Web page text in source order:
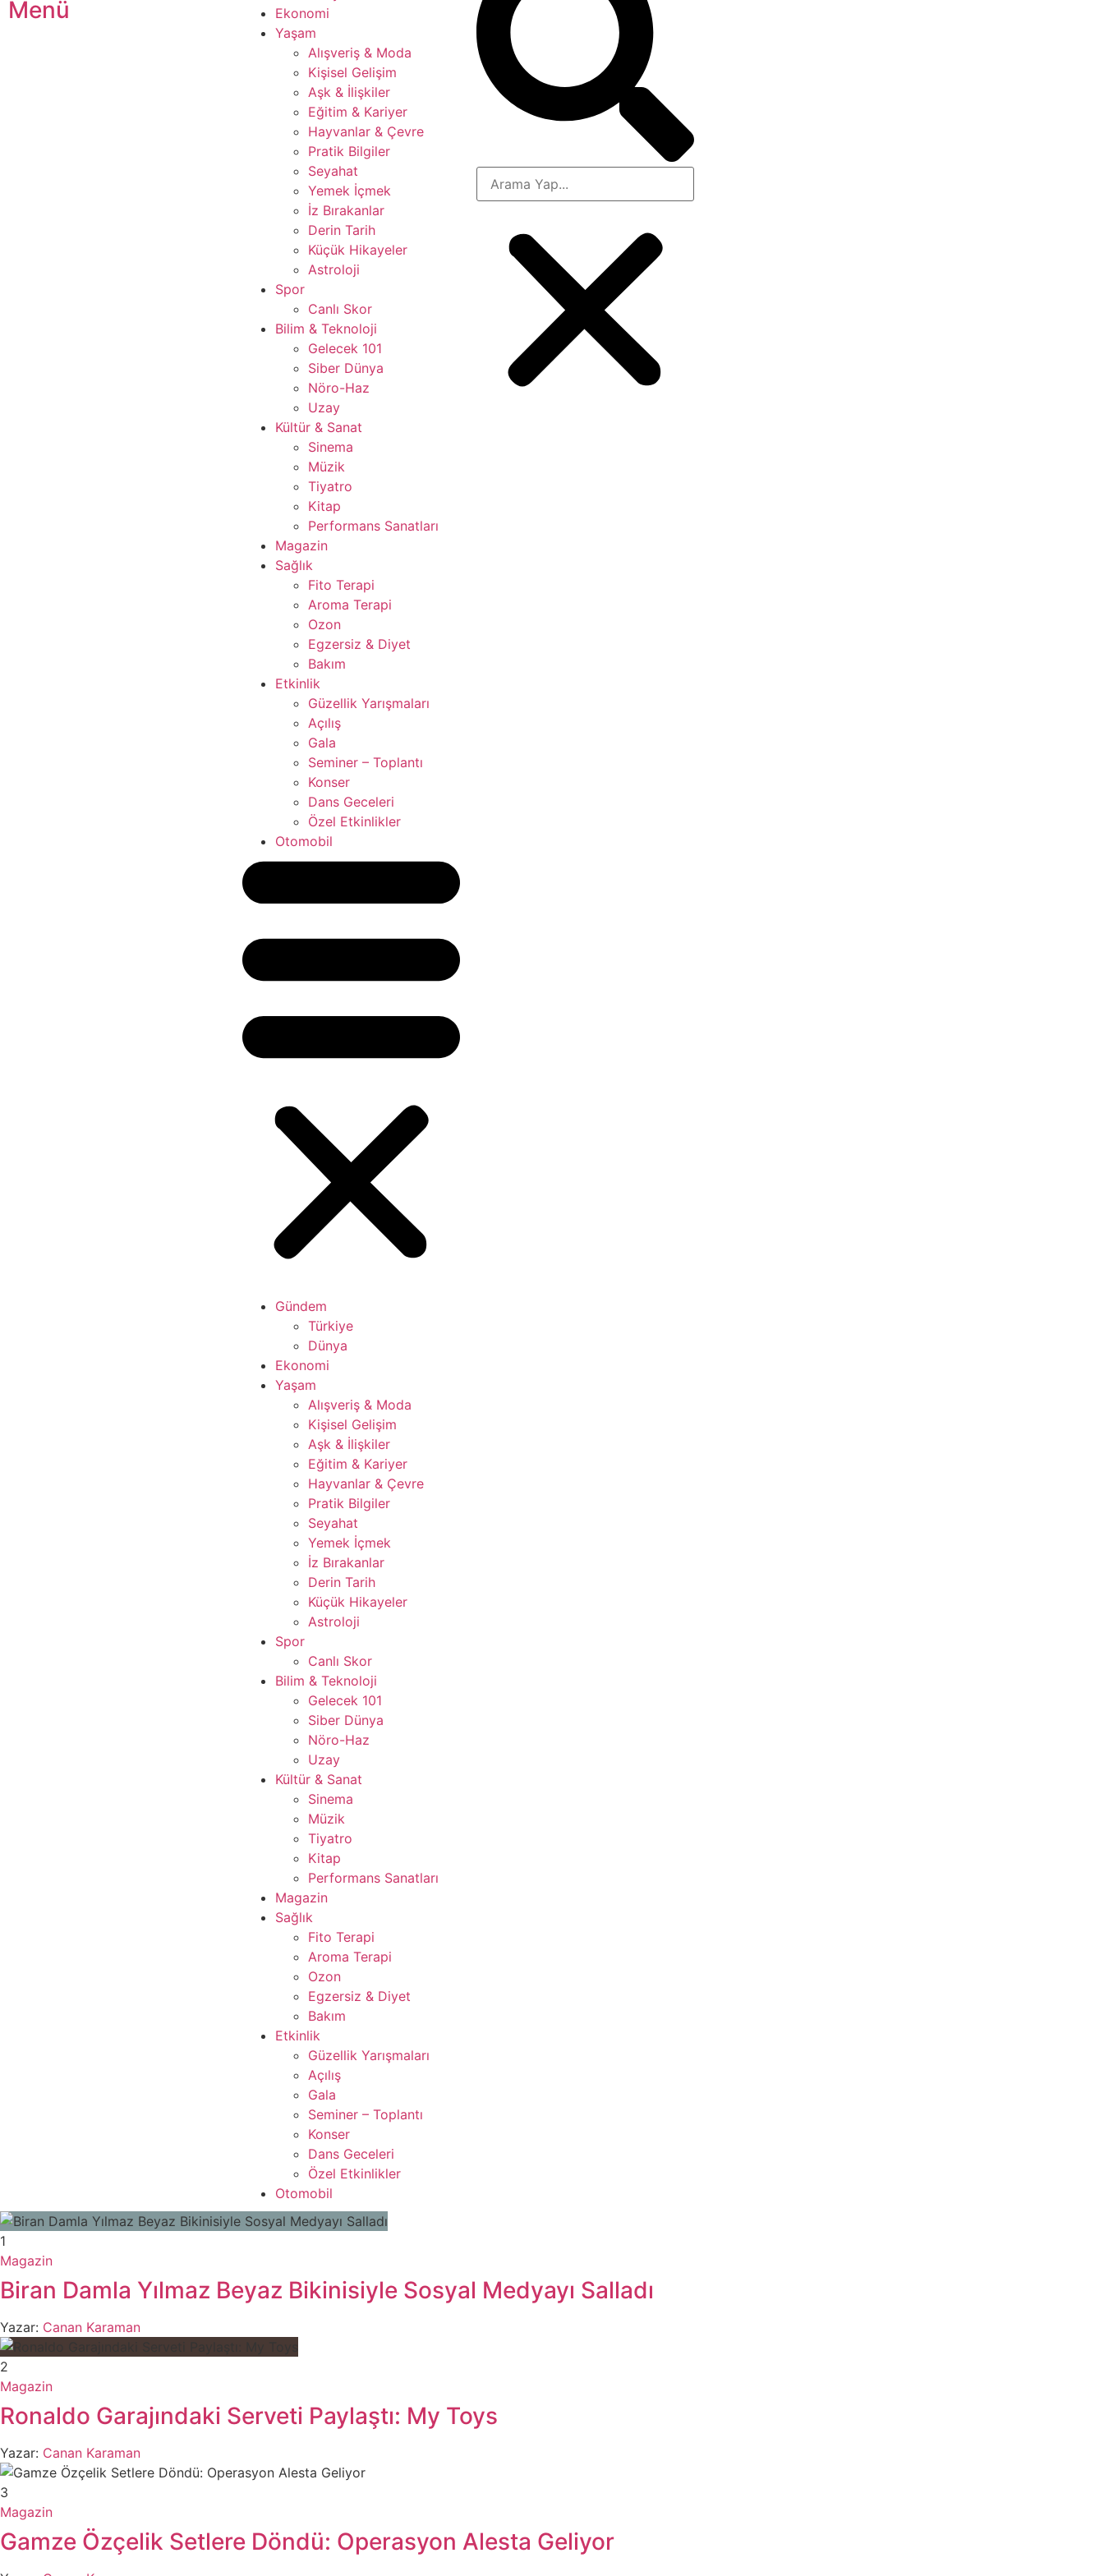
Menü
Ekonomi
Yaşam
Alışveriş & Moda
Kişisel Gelişim
Aşk & İlişkiler
Eğitim & Kariyer
Hayvanlar & Çevre
Pratik Bilgiler
Seyahat
Yemek İçmek
İz Bırakanlar
Derin Tarih
Küçük Hikayeler
Astroloji
Spor
Canlı Skor
Bilim & Teknoloji
Gelecek 101
Siber Dünya
Nöro-Haz
Uzay
Kültür & Sanat
Sinema
Müzik
Tiyatro
Kitap
Performans Sanatları
Magazin
Sağlık
Fito Terapi
Aroma Terapi
Ozon
Egzersiz & Diyet
Bakım
Etkinlik
Güzellik Yarışmaları
Açılış
Gala
Seminer – Toplantı
Konser
Dans Geceleri
Özel Etkinlikler
Otomobil
Gündem
Türkiye
Dünya
Ekonomi
Yaşam
Alışveriş & Moda
Kişisel Gelişim
Aşk & İlişkiler
Eğitim & Kariyer
Hayvanlar & Çevre
Pratik Bilgiler
Seyahat
Yemek İçmek
İz Bırakanlar
Derin Tarih
Küçük Hikayeler
Astroloji
Spor
Canlı Skor
Bilim & Teknoloji
Gelecek 101
Siber Dünya
Nöro-Haz
Uzay
Kültür & Sanat
Sinema
Müzik
Tiyatro
Kitap
Performans Sanatları
Magazin
Sağlık
Fito Terapi
Aroma Terapi
Ozon
Egzersiz & Diyet
Bakım
Etkinlik
Güzellik Yarışmaları
Açılış
Gala
Seminer – Toplantı
Konser
Dans Geceleri
Özel Etkinlikler
Otomobil
1
Magazin
Biran Damla Yılmaz Beyaz Bikinisiyle Sosyal Medyayı Salladı
Yazar: Canan Karaman
2
Magazin
Ronaldo Garajındaki Serveti Paylaştı: My Toys
Yazar: Canan Karaman
3
Magazin
Gamze Özçelik Setlere Döndü: Operasyon Alesta Geliyor